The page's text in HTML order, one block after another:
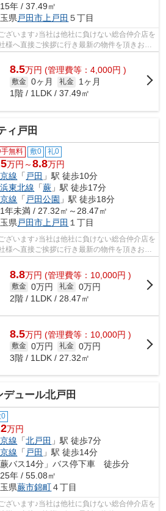
年 / 37.49㎡
県 戸田市 上戸田 ５丁目
ざいます♪当社は他社に負けない総合仲介店を
様へ直接ご挨拶に行き最新の物件を頂きお客
情報は...
8.5万円 (管理費等：4,000円 )
敷金 0ヶ月 礼金
1ヶ月
1階 / 1LDK / 37.49㎡
ィ戸田
手無料 敷0 礼0
万円～8.8万円
線 「 戸田 」駅 徒歩10分
東北線 「蕨 」駅 徒歩17分
線 「 戸田公園 」駅 徒歩18分
年未満 / 27.32㎡～28.47㎡
県戸田市上戸田 １丁目
ざいます♪当社は他社に負けない総合仲介店を
様へ直接ご挨拶に行き最新の物件を頂きお客
情報は...
8.8万円 (管理費等：10,000円 )
敷金 0万円 礼金 0万円
2階 / 1LDK / 28.47㎡
8.5万円 (管理費等：10,000円 )
敷金 0万円 礼金 0万円
3階 / 1LDK / 27.32㎡
デュール北戸田
0
万円
線 「北戸田 」駅 徒歩7分
線 「 戸田 」駅 徒歩14分
蕨バス14分」バス停下車 徒歩分
年 / 55.08㎡
県蕨市錦町４丁目
ざいます♪当社は他社に負けない総合仲介店を